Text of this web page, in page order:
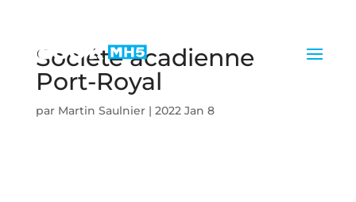
Société acadienne
Port-Royal
par Martin Saulnier| 2022 Jan 8